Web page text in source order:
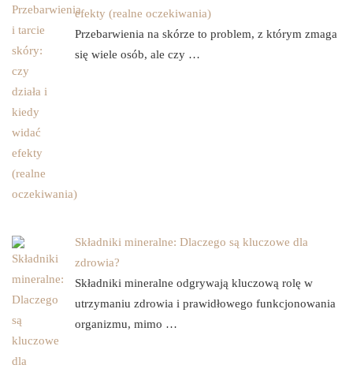
efekty (realne oczekiwania)
Przebarwienia na skórze to problem, z którym zmaga
się wiele osób, ale czy …
Składniki mineralne: Dlaczego są kluczowe dla
zdrowia?
Składniki mineralne odgrywają kluczową rolę w
utrzymaniu zdrowia i prawidłowego funkcjonowania
organizmu, mimo …